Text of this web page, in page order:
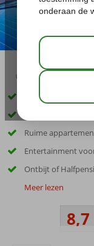
04:20
Gelegen op een
Ruime
Entertainment
Ontbijt of
Meer lezen
8,7